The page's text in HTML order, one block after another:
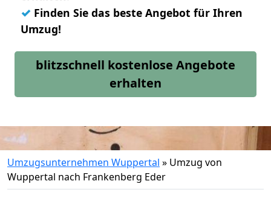
✓ Finden Sie das beste Angebot für Ihren
Umzug!
blitzschnell kostenlose Angebote
erhalten
Umzugsunternehmen Wuppertal » Umzug von
Wuppertal nach Frankenberg Eder